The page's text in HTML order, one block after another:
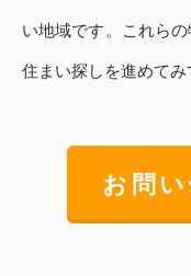
い地域です。これら
住まい探しを進めてみ
お問